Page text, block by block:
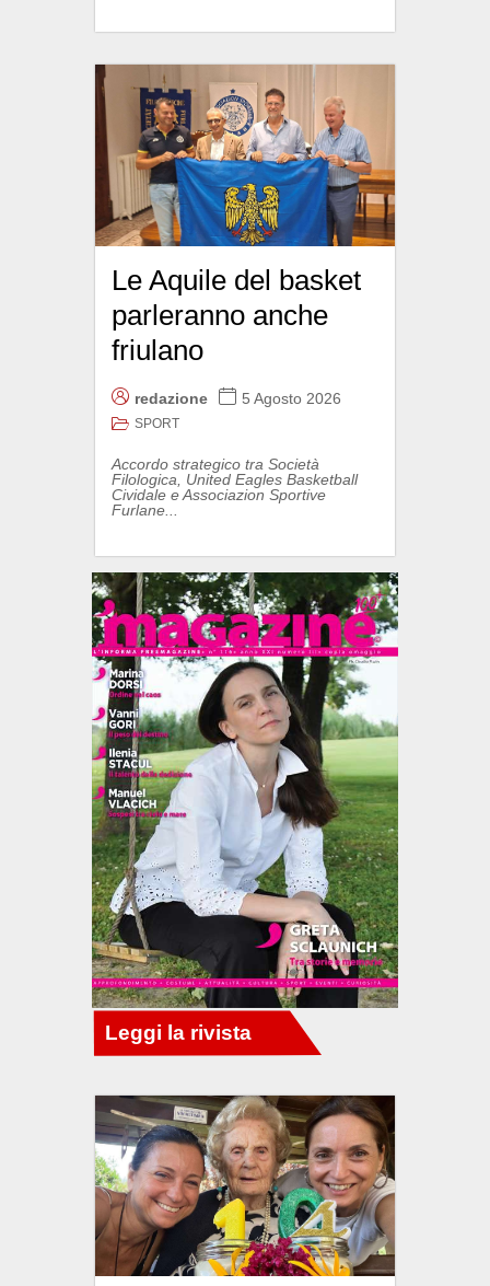
Le Aquile del basket
parleranno anche
friulano
redazione 5 Agosto 2026
SPORT
Accordo strategico tra Società
Filologica, United Eagles Basketball
Cividale e Associazion Sportive
Furlane...